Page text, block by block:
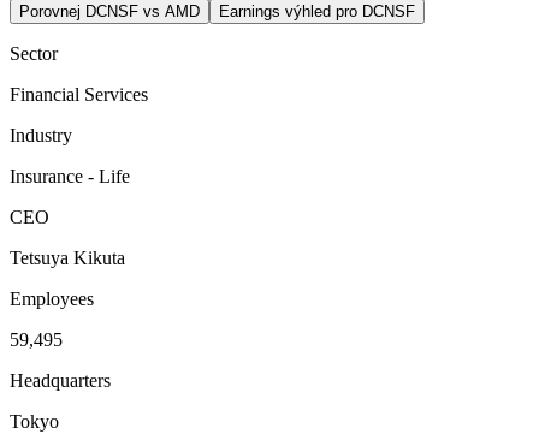
Porovnej DCNSF vs AMD
Earnings výhled pro DCNSF
Sector
Financial Services
Industry
Insurance - Life
CEO
Tetsuya Kikuta
Employees
59,495
Headquarters
Tokyo